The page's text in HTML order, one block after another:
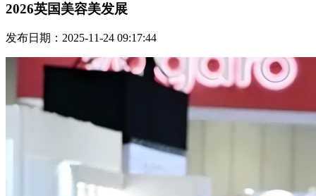
2026英国美容美发展
发布日期：2025-11-24 09:17:44